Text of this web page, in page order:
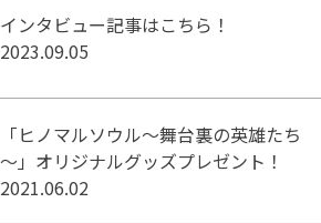
インタビュー記事はこちら！
2023.09.05
「ヒノマルソウル～舞台裏の英雄たち
～」オリジナルグッズプレゼント！
2021.06.02